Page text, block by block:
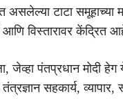
टाटा समूहाच्या
विस्तारावर केंद्रित
पंतप्रधान मोदी हेग
सहकार्य,